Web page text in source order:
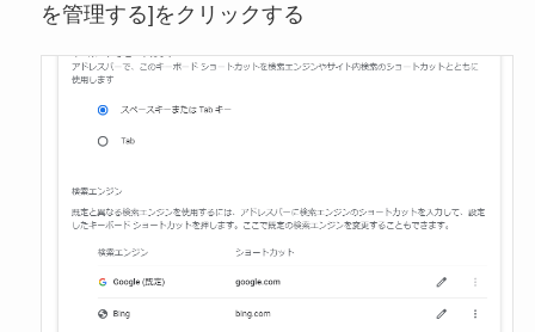
を管理する]をクリックする